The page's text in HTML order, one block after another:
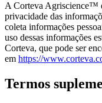
A Corteva Agriscience™
privacidade das
coleta informações
uso dessas informações
Corteva, que pode ser
em https://
Termos